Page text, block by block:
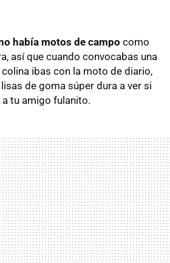
había motos de campo como
así que cuando convocabas una
ibas con la moto de diario,
de goma súper dura a ver si
tu amigo fulanito.